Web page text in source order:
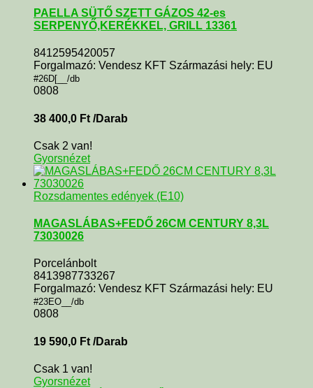
PAELLA SÜTŐ SZETT GÁZOS 42-es
SERPENYŐ,KERÉKKEL, GRILL 13361
8412595420057
Forgalmazó: Vendesz KFT Származási hely: EU
#26D[__/db
0808
38 400,0 Ft /Darab
Csak 2 van!
Gyorsnézet
Rozsdamentes edények (E10)
MAGASLÁBAS+FEDŐ 26CM CENTURY 8,3L
73030026
Porcelánbolt
8413987733267
Forgalmazó: Vendesz KFT Származási hely: EU
#23EO__/db
0808
19 590,0 Ft /Darab
Csak 1 van!
Gyorsnézet